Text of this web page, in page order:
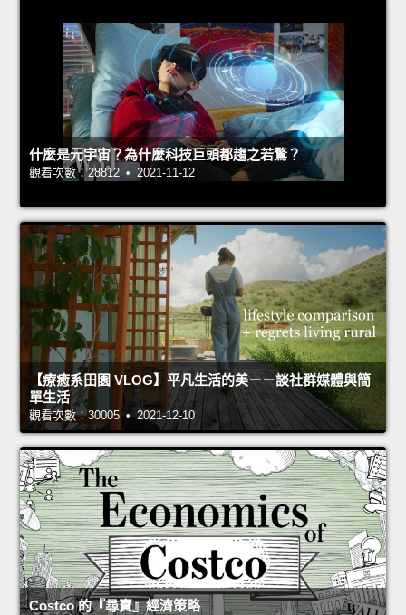
什麼是元宇宙？為什麼科技巨頭都趨之若鶩？
觀看次數：28812 • 2021-11-12
【療癒系田園 VLOG】平凡生活的美－－談社群媒體與簡
單生活
觀看次數：30005 • 2021-12-10
Costco 的『尋寶』經濟策略